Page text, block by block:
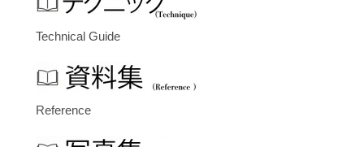
Technical Guide
Reference